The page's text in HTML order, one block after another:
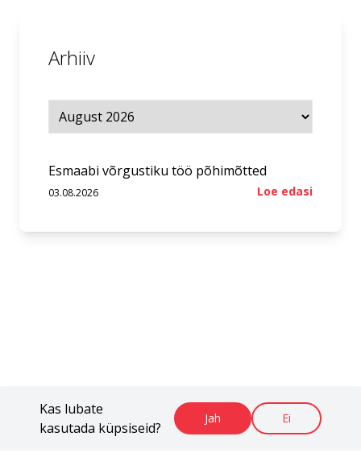
Kas lubate
kasutada küpsiseid?
Jah Ei
Arhiiv
Esmaabi võrgustiku töö põhimõtted
03.08.2026 Loe edasi